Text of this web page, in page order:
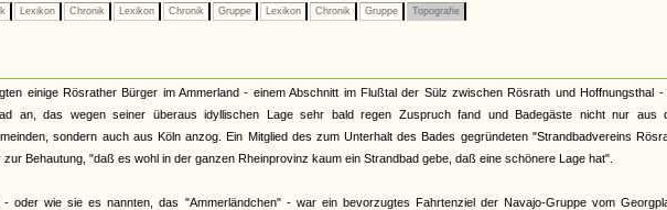
Lexikon Chronik Lexikon Chronik Gruppe Lexikon Chronik Gruppe Topografie
einige Rösrather Bürger im Ammerland - einem Abschnitt im Flußtal der Sülz zwischen Rösrath und Hoffnungsthal -
an, das wegen seiner überaus idyllischen Lage sehr bald regen Zuspruch fand und Badegäste nicht nur aus
sondern auch aus Köln anzog. Ein Mitglied des zum Unterhalt des Bades gegründeten "Strandbadvereins
Behautung, "daß es wohl in der ganzen Rheinprovinz kaum ein Strandbad gebe, daß eine schönere Lage hat".
- oder wie sie es nannten, das "Ammerländchen" - war ein bevorzugtes Fahrtenziel der Navajo-Gruppe vom